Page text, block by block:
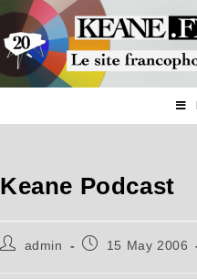
Keane Podcast
admin 15 May 2006